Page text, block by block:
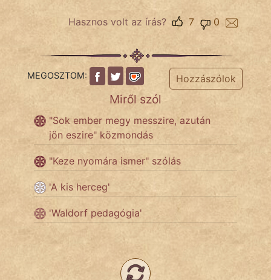
NapHold
pszichopati
Hoffer Botond
szemfüles
Hasznos volt az írás? 0
7
MEGOSZTOM: Hozzászólok
Miről szól
"Sok ember megy messzire, azután
jön eszire" közmondás
"Keze nyomára ismer" szólás
'A kis herceg'
'Waldorf pedagógia'